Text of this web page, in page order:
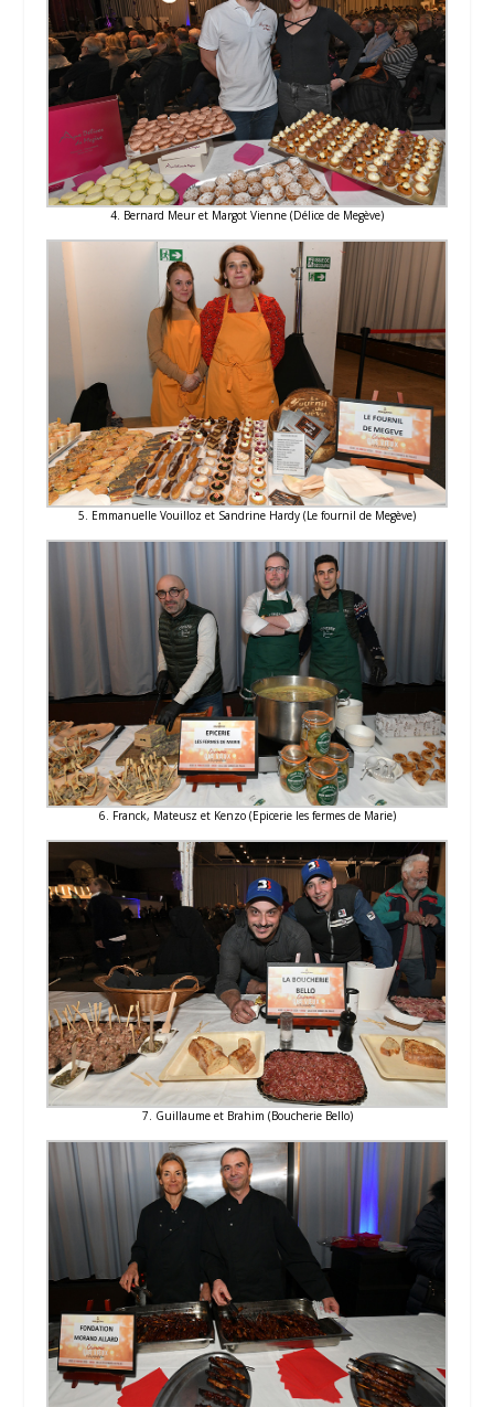
4. Bernard Meur et Margot Vienne (Délice de Megève)
5. Emmanuelle Vouilloz et Sandrine Hardy (Le fournil de Megève)
6. Franck, Mateusz et Kenzo (Epicerie les fermes de Marie)
7. Guillaume et Brahim (Boucherie Bello)